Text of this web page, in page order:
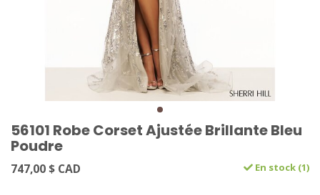
56101 Robe Corset Ajustée Brillante Bleu
Poudre
747,00 $ CAD En stock (1)